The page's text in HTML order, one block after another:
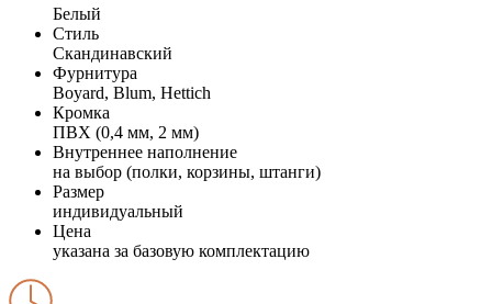
Белый
Стиль
Скандинавский
Фурнитура
Boyard, Blum, Hettich
Кромка
ПВХ (0,4 мм, 2 мм)
Внутреннее наполнение
на выбор (полки, корзины, штанги)
Размер
индивидуальный
Цена
указана за базовую комплектацию